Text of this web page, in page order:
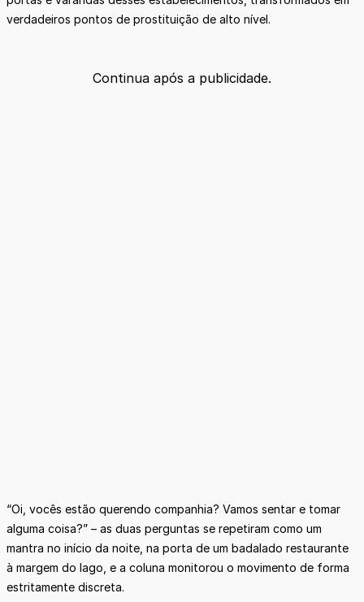
verdadeiros pontos de prostituição de alto nível.
Continua após a publicidade.
“Oi, vocês estão querendo companhia? Vamos sentar e tomar
alguma coisa?” – as duas perguntas se repetiram como um
mantra no início da noite, na porta de um badalado restaurante
à margem do lago, e a coluna monitorou o movimento de forma
estritamente discreta.